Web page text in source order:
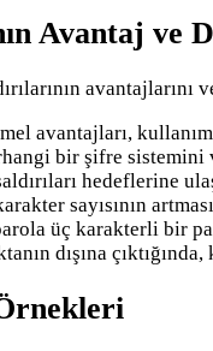
Avantaj ve
avantajları,
bir şifre
hedeflerine
sayısının
üç karakterli bir
dışına